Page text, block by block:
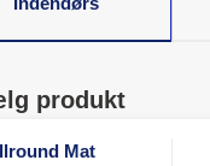
produkt
Mat